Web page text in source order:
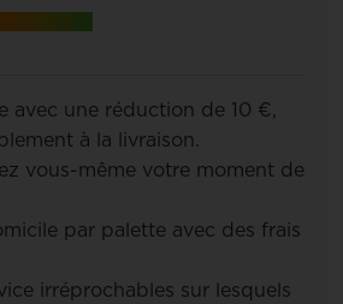
avec une réduction de 10 €,
à la livraison.
vous-même votre moment de
par palette avec des frais
irréprochables sur lesquels